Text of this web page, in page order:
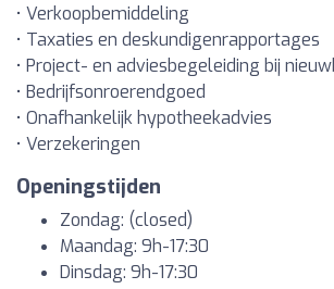
• Verkoopbemiddeling
• Taxaties en deskundigenrapportages
• Project- en adviesbegeleiding bij
• Bedrijfsonroerendgoed
• Onafhankelijk hypotheekadvies
• Verzekeringen
Openingstijden
Zondag: (closed)
Maandag: 9h-17:30
Dinsdag: 9h-17:30